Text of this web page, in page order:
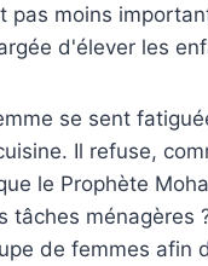
moins
d'élever les
se sent
Il refuse,
le Prophète
tâches ménagères
de femmes afin